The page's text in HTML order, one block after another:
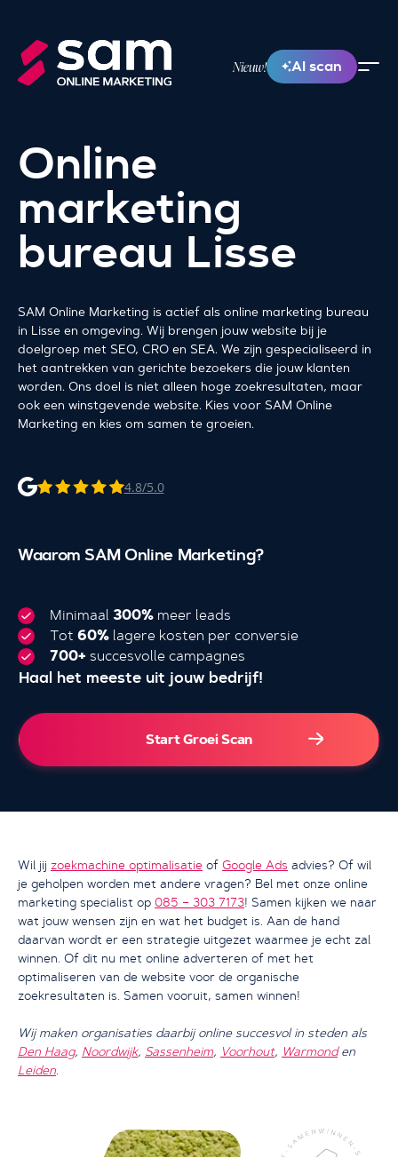
Nieuw! AI scan
Online
marketing
bureau Lisse
SAM Online Marketing is actief als online marketing bureau
in Lisse en omgeving. Wij brengen jouw website bij je
doelgroep met SEO, CRO en SEA. We zijn gespecialiseerd in
het aantrekken van gerichte bezoekers die jouw klanten
worden. Ons doel is niet alleen hoge zoekresultaten, maar
ook een winstgevende website. Kies voor SAM Online
Marketing en kies om samen te groeien.
4.8/5.0
Waarom SAM Online Marketing?
Minimaal 300% meer leads
Tot 60% lagere kosten per conversie
700+ succesvolle campagnes
Haal het meeste uit jouw bedrijf!
Ik wil een GRATIS consult
Start Groei Scan
Wil jij zoekmachine optimalisatie of Google Ads advies? Of wil
je geholpen worden met andere vragen? Bel met onze online
marketing specialist op 085 – 303 7173! Samen kijken we naar
wat jouw wensen zijn en wat het budget is. Aan de hand
daarvan wordt er een strategie uitgezet waarmee je echt zal
winnen. Of dit nu met online adverteren of met het
optimaliseren van de website voor de organische
zoekresultaten is. Samen vooruit, samen winnen!
Wij maken organisaties daarbij online succesvol in steden als
Den Haag, Noordwijk, Sassenheim, Voorhout, Warmonden
Leiden.